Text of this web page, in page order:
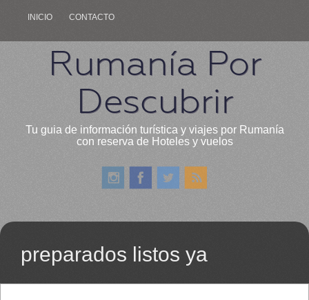
INICIO CONTACTO
Rumanía Por
Descubrir
Tu guia de información turística y viajes por Rumanía
con reserva de Hoteles y vuelos
preparados listos ya